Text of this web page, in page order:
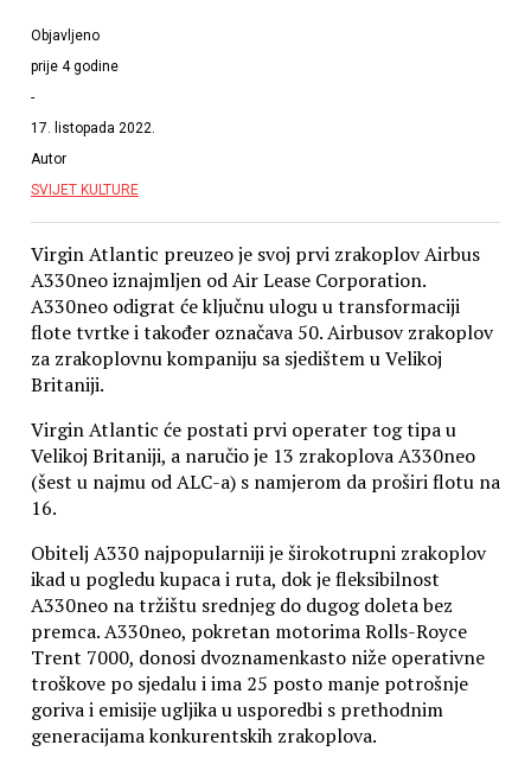
Objavljeno
prije 4 godine
-
17. listopada 2022.
Autor
SVIJET KULTURE
Virgin Atlantic preuzeo je svoj prvi zrakoplov Airbus
A330neo iznajmljen od Air Lease Corporation.
A330neo odigrat će ključnu ulogu u transformaciji
flote tvrtke i također označava 50. Airbusov zrakoplov
za zrakoplovnu kompaniju sa sjedištem u Velikoj
Britaniji.
Virgin Atlantic će postati prvi operater tog tipa u
Velikoj Britaniji, a naručio je 13 zrakoplova A330neo
(šest u najmu od ALC-a) s namjerom da proširi flotu na
16.
Obitelj A330 najpopularniji je širokotrupni zrakoplov
ikad u pogledu kupaca i ruta, dok je fleksibilnost
A330neo na tržištu srednjeg do dugog doleta bez
premca. A330neo, pokretan motorima Rolls-Royce
Trent 7000, donosi dvoznamenkasto niže operativne
troškove po sjedalu i ima 25 posto manje potrošnje
goriva i emisije ugljika u usporedbi s prethodnim
generacijama konkurentskih zrakoplova.